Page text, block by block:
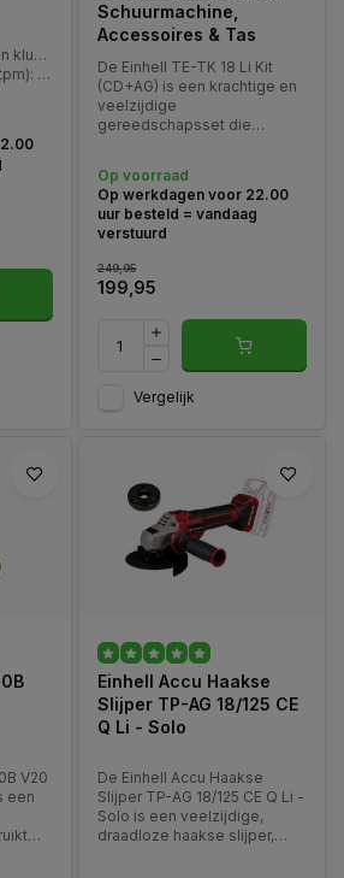
min
Schuurmachine,
Accessoires & Tas
De Einhell TE-TK 18 Li Kit
(CD+AG) is een krachtige en
veelzijdige
gereedschapsset die
Change gereedschappen: de
TE-CD 18/2 Li boor- en
schroefmachine en de TE-
AG 18 Li haakse slijper.
Op voorraad
Op werkdagen voor 22.00
uur besteld = vandaag
verstuurd
249,95
199,95
Vergelijk
V20
een
Einhell Accu Haakse
Slijper TP-AG 18/125 CE
Q Li - Solo
De Einhell Accu Haakse
Slijper TP-AG 18/125 CE Q Li -
Solo is een veelzijdige,
draadloze haakse slijper,